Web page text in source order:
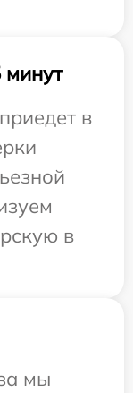
в
в
мы